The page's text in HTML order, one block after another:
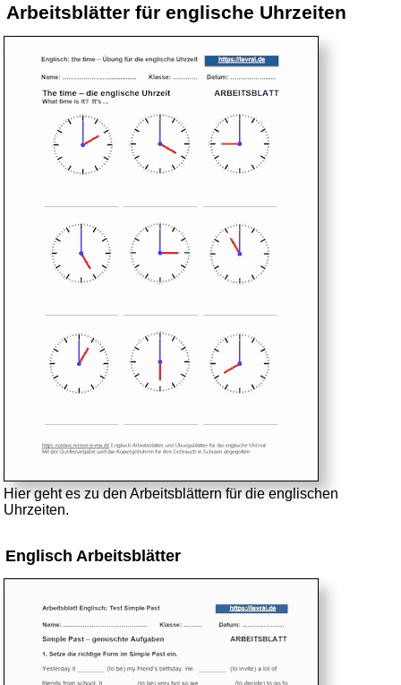
Arbeitsblätter für englische Uhrzeiten
Hier geht es zu den Arbeitsblättern für die englischen
Uhrzeiten.
Englisch Arbeitsblätter